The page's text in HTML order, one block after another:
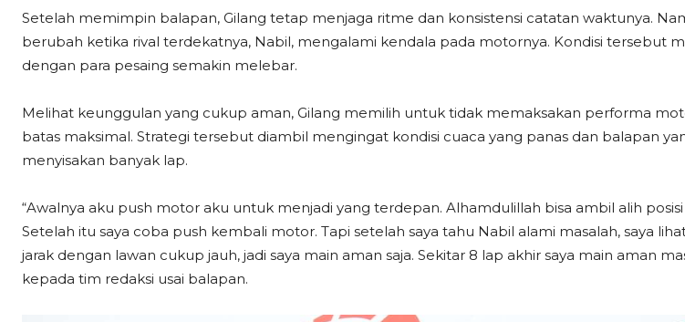
Setelah memimpin balapan, Gilang tetap menjaga ritme dan konsistensi catatan waktunya.
berubah ketika rival terdekatnya, Nabil, mengalami kendala pada motornya. Kondisi tersebut
dengan para pesaing semakin melebar.
Melihat keunggulan yang cukup aman, Gilang memilih untuk tidak memaksakan performa
batas maksimal. Strategi tersebut diambil mengingat kondisi cuaca yang panas dan balapan
menyisakan banyak lap.
“Awalnya aku push motor aku untuk menjadi yang terdepan. Alhamdulillah bisa ambil alih
Setelah itu saya coba push kembali motor. Tapi setelah saya tahu Nabil alami masalah, saya
jarak dengan lawan cukup jauh, jadi saya main aman saja. Sekitar 8 lap akhir saya main aman
kepada tim redaksi usai balapan.